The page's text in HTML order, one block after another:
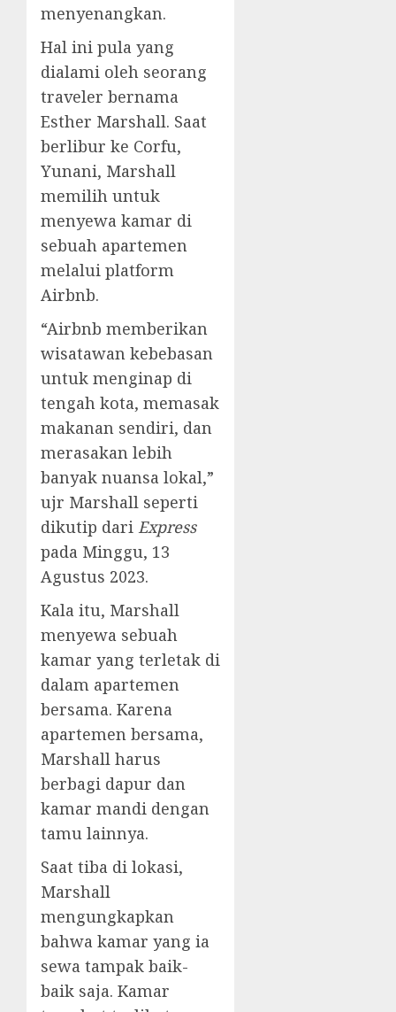
menyenangkan.
Hal ini pula yang
dialami oleh seorang
traveler bernama
Esther Marshall. Saat
berlibur ke Corfu,
Yunani, Marshall
memilih untuk
menyewa kamar di
sebuah apartemen
melalui platform
Airbnb.
“Airbnb memberikan
wisatawan kebebasan
untuk menginap di
tengah kota, memasak
makanan sendiri, dan
merasakan lebih
banyak nuansa lokal,”
ujr Marshall seperti
dikutip dari Express
pada Minggu, 13
Agustus 2023.
Kala itu, Marshall
menyewa sebuah
kamar yang terletak di
dalam apartemen
bersama. Karena
apartemen bersama,
Marshall harus
berbagi dapur dan
kamar mandi dengan
tamu lainnya.
Saat tiba di lokasi,
Marshall
mengungkapkan
bahwa kamar yang ia
sewa tampak baik-
baik saja. Kamar